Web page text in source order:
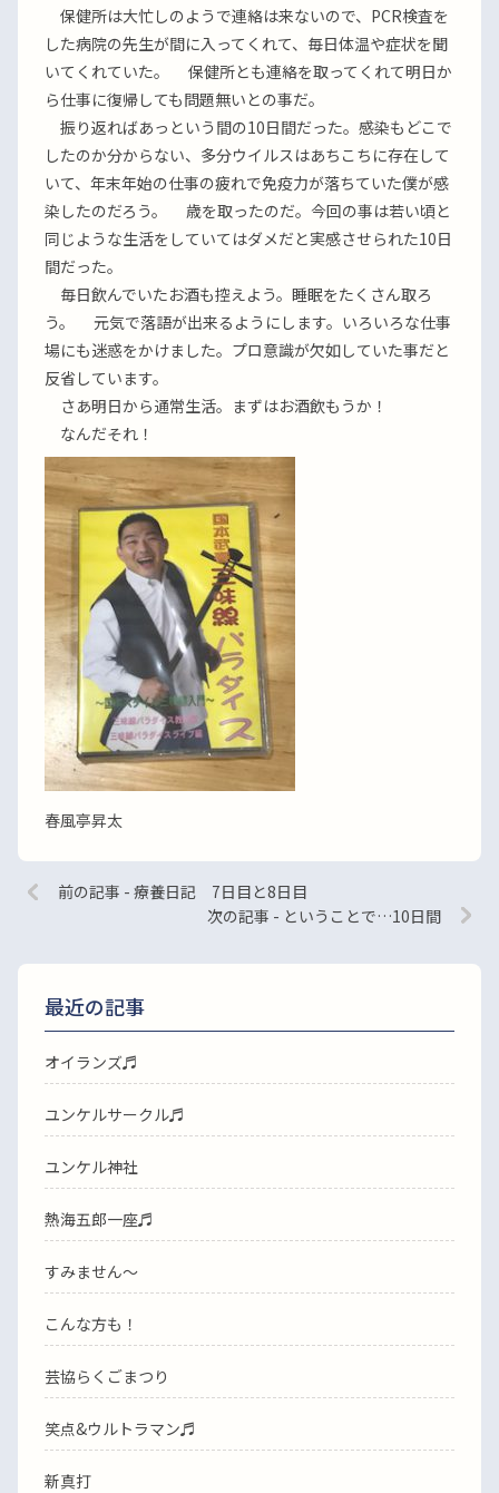
保健所は大忙しのようで連絡は来ないので、PCR検査を
した病院の先生が間に入ってくれて、毎日体温や症状を聞
いてくれていた。 保健所とも連絡を取ってくれて明日か
ら仕事に復帰しても問題無いとの事だ。
振り返ればあっという間の10日間だった。感染もどこで
したのか分からない、多分ウイルスはあちこちに存在して
いて、年末年始の仕事の疲れで免疫力が落ちていた僕が感
染したのだろう。 歳を取ったのだ。今回の事は若い頃と
同じような生活をしていてはダメだと実感させられた10日
間だった。
毎日飲んでいたお酒も控えよう。睡眠をたくさん取ろ
う。 元気で落語が出来るようにします。いろいろな仕事
場にも迷惑をかけました。プロ意識が欠如していた事だと
反省しています。
さあ明日から通常生活。まずはお酒飲もうか！
なんだそれ！
春風亭昇太
前の記事 - 療養日記 7日目と8日目
次の記事 - ということで…10日間
最近の記事
オイランズ♬
ユンケルサークル♬
ユンケル神社
熱海五郎一座♬
すみません〜
こんな方も！
芸協らくごまつり
笑点&ウルトラマン♬
新真打